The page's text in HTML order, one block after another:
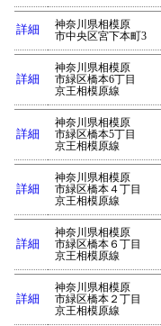
詳細
神奈川県相模原
市中央区宮下本町3
詳細
神奈川県相模原
市緑区橋本6丁目
京王相模原線
詳細
神奈川県相模原
市緑区橋本5丁目
京王相模原線
詳細
神奈川県相模原
市緑区橋本４丁目
京王相模原線
詳細
神奈川県相模原
市緑区橋本６丁目
京王相模原線
詳細
神奈川県相模原
市緑区橋本２丁目
京王相模原線